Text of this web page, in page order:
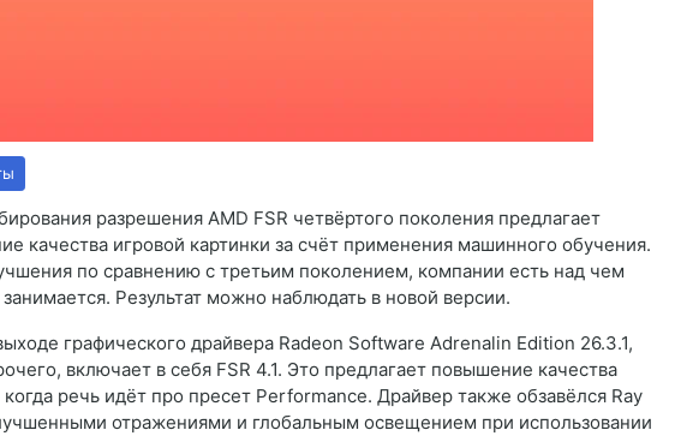
разрешения AMD FSR четвёртого поколения предлагает
качества игровой картинки за счёт применения машинного обучения.
по сравнению с третьим поколением, компании есть над чем
Результат можно наблюдать в новой версии.
графического драйвера Radeon Software Adrenalin Edition 26.3.1,
включает в себя FSR 4.1. Это предлагает повышение качества
речь идёт про пресет Performance. Драйвер также обзавёлся Ray
отражениями и глобальным освещением при использовании